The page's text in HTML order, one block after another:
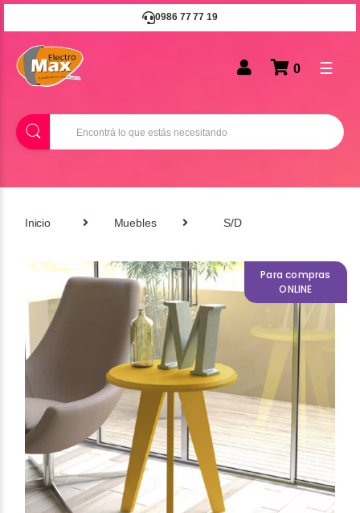
0986 77 77 19
B
u
0 ☰
Inicio Muebles S/D
Para compras
ONLINE